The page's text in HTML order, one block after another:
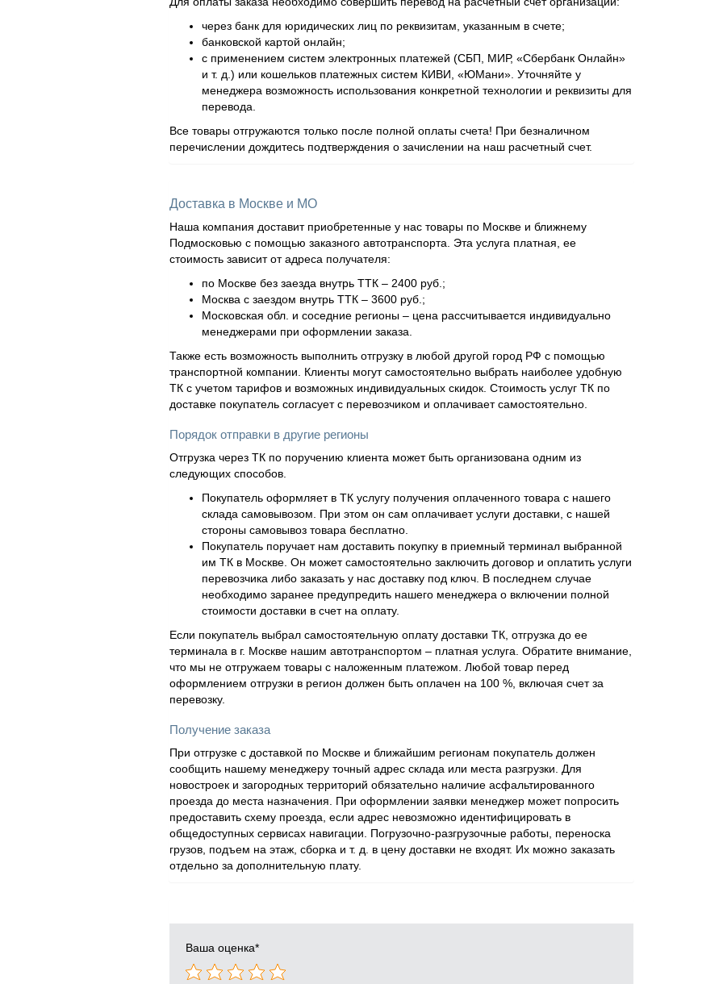
через банк для юридических лиц по реквизитам, указанным в счете;
банковской картой онлайн;
с применением систем электронных платежей (СБП, МИР, «Сбербанк Онлайн»
и т. д.) или кошельков платежных систем КИВИ, «ЮМани». Уточняйте у
менеджера возможность использования конкретной технологии и реквизиты для
перевода.
Все товары отгружаются только после полной оплаты счета! При безналичном
перечислении дождитесь подтверждения о зачислении на наш расчетный счет.
Доставка в Москве и МО
Наша компания доставит приобретенные у нас товары по Москве и ближнему
Подмосковью с помощью заказного автотранспорта. Эта услуга платная, ее
стоимость зависит от адреса получателя:
по Москве без заезда внутрь ТТК – 2400 руб.;
Москва с заездом внутрь ТТК – 3600 руб.;
Московская обл. и соседние регионы – цена рассчитывается индивидуально
менеджерами при оформлении заказа.
Также есть возможность выполнить отгрузку в любой другой город РФ с помощью
транспортной компании. Клиенты могут самостоятельно выбрать наиболее удобную
ТК с учетом тарифов и возможных индивидуальных скидок. Стоимость услуг ТК по
доставке покупатель согласует с перевозчиком и оплачивает самостоятельно.
Порядок отправки в другие регионы
Отгрузка через ТК по поручению клиента может быть организована одним из
следующих способов.
Покупатель оформляет в ТК услугу получения оплаченного товара с нашего
склада самовывозом. При этом он сам оплачивает услуги доставки, с нашей
стороны самовывоз товара бесплатно.
Покупатель поручает нам доставить покупку в приемный терминал выбранной
им ТК в Москве. Он может самостоятельно заключить договор и оплатить услуги
перевозчика либо заказать у нас доставку под ключ. В последнем случае
необходимо заранее предупредить нашего менеджера о включении полной
стоимости доставки в счет на оплату.
Если покупатель выбрал самостоятельную оплату доставки ТК, отгрузка до ее
терминала в г. Москве нашим автотранспортом – платная услуга. Обратите внимание,
что мы не отгружаем товары с наложенным платежом. Любой товар перед
оформлением отгрузки в регион должен быть оплачен на 100 %, включая счет за
перевозку.
Получение заказа
При отгрузке с доставкой по Москве и ближайшим регионам покупатель должен
сообщить нашему менеджеру точный адрес склада или места разгрузки. Для
новостроек и загородных территорий обязательно наличие асфальтированного
проезда до места назначения. При оформлении заявки менеджер может попросить
предоставить схему проезда, если адрес невозможно идентифицировать в
общедоступных сервисах навигации. Погрузочно-разгрузочные работы, переноска
грузов, подъем на этаж, сборка и т. д. в цену доставки не входят. Их можно заказать
отдельно за дополнительную плату.
Ваша оценка*